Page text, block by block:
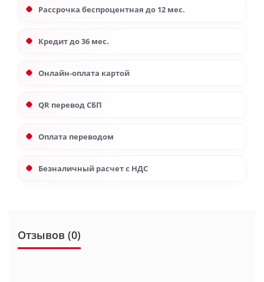
Рассрочка беспроцентная до 12 мес.
Кредит до 36 мес.
Онлайн-оплата картой
QR перевод СБП
Оплата переводом
Безналичный расчет с НДС
Отзывов (0)